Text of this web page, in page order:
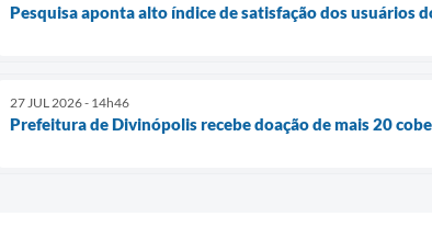
Pesquisa aponta alto índice de satisfação dos usuários
27 JUL 2026 - 14h46
Prefeitura de Divinópolis recebe doação de mais 20